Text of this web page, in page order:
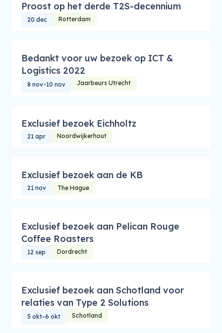
Proost op het derde T2S-decennium
20 dec Rotterdam
Bedankt voor uw bezoek op ICT &
Logistics 2022
8 nov-10 nov Jaarbeurs Utrecht
Exclusief bezoek Eichholtz
21 apr Noordwijkerhout
Exclusief bezoek aan de KB
21 nov The Hague
Exclusief bezoek aan Pelican Rouge
Coffee Roasters
12 sep Dordrecht
Exclusief bezoek aan Schotland voor
relaties van Type 2 Solutions
5 okt-6 okt Schotland